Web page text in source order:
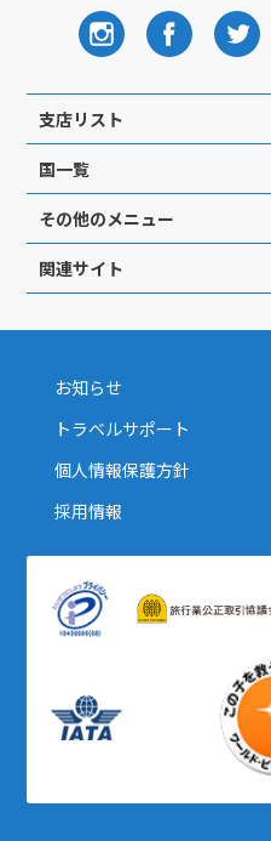
支店リスト
国一覧
その他のメニュー
関連サイト
お知らせ
トラベルサポート
個人情報保護方針
採用情報